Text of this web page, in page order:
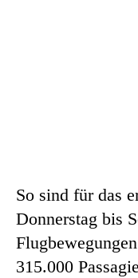
So sind für das
Donnerstag bis
315.000